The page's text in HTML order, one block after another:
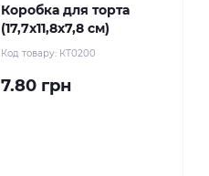
Коробка для торта
(17,7х11,8х7,8 см)
Код товару: КТ0200
7.80 грн